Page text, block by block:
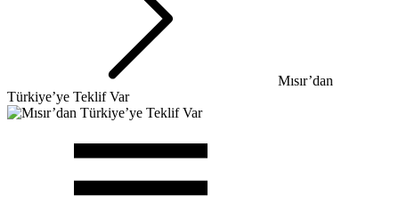
Mısır’dan
Türkiye’ye Teklif Var